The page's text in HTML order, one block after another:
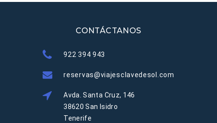
CONTÁCTANOS
922 394 943
reservas@viajesclavedesol.com
Avda. Santa Cruz, 146
38620 San Isidro
Tenerife